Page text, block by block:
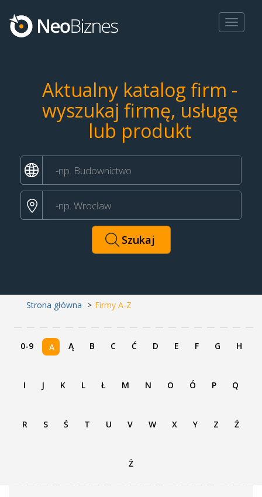
Toggle
Aktualny katalog firm -
wyszukaj firmę, usługę
lub produkt
Strona główna Firmy A-Z
0-9 A Ą B C Ć D E F G H
I J K L Ł M N O Ó P Q
R S Ś T U V W X Y Z Ź
Ż